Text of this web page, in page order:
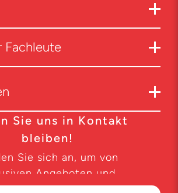
Fachleute
Sie uns in Kontakt
bleiben!
Sie sich an, um von
Angeboten und
zu erfahren.